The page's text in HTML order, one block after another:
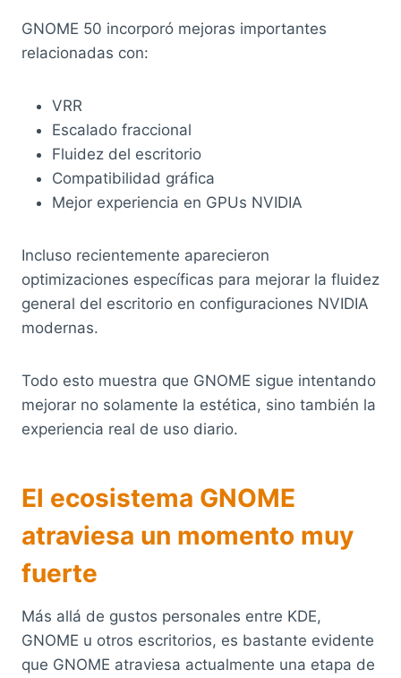
GNOME 50 incorporó mejoras importantes
relacionadas con:
VRR
Escalado fraccional
Fluidez del escritorio
Compatibilidad gráfica
Mejor experiencia en GPUs NVIDIA
Incluso recientemente aparecieron
optimizaciones específicas para mejorar la fluidez
general del escritorio en configuraciones NVIDIA
modernas.
Todo esto muestra que GNOME sigue intentando
mejorar no solamente la estética, sino también la
experiencia real de uso diario.
El ecosistema GNOME
atraviesa un momento muy
fuerte
Más allá de gustos personales entre KDE,
GNOME u otros escritorios, es bastante evidente
que GNOME atraviesa actualmente una etapa de